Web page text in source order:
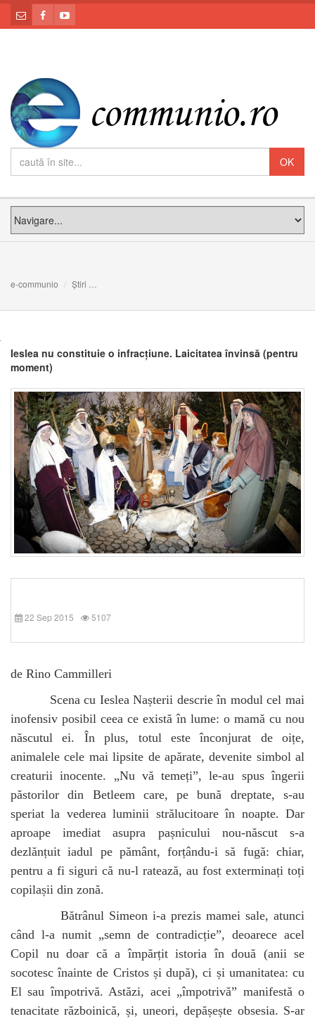
e-communio Știri
Ieslea nu constituie o infracțiune. Laicitatea învinsă (pentru
moment)
22 Sep 2015 5107
de Rino Cammilleri
Scena cu Ieslea Nașterii descrie în modul cel mai
inofensiv posibil ceea ce există în lume: o mamă cu nou
născutul ei. În plus, totul este înconjurat de oițe,
animalele cele mai lipsite de apărate, devenite simbol al
creaturii inocente. „Nu vă temeți”, le-au spus îngerii
păstorilor din Betleem care, pe bună dreptate, s-au
speriat la vederea luminii strălucitoare în noapte. Dar
aproape imediat asupra pașnicului nou-născut s-a
dezlănțuit iadul pe pământ, forțându-i să fugă: chiar,
pentru a fi siguri că nu-l ratează, au fost exterminați toți
copilașii din zonă.
Bătrânul Simeon i-a prezis mamei sale, atunci
când l-a numit „semn de contradicție”, deoarece acel
Copil nu doar că a împărțit istoria în două (anii se
socotesc înainte de Cristos și după), ci și umanitatea: cu
El sau împotrivă. Astăzi, acei „împotrivă” manifestă o
tenacitate războinică, și, uneori, depășește obsesia. S-ar